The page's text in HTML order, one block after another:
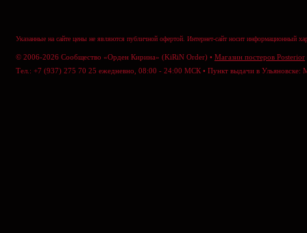
Указанные на сайте цены не являются публичной офертой. Интернет-сайт носит
© 2006-2026 Сообщество «Орден Кирина» (KiRiN Order) • Магазин постеров Posterior
Тел.: +7 (937) 275 70 25 ежедневно, 08:00 - 24:00 МСК • Пункт выдачи в Ульяновске: